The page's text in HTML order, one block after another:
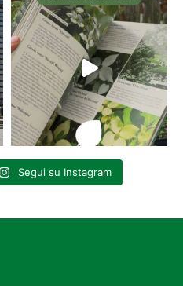
Segui su Instagram